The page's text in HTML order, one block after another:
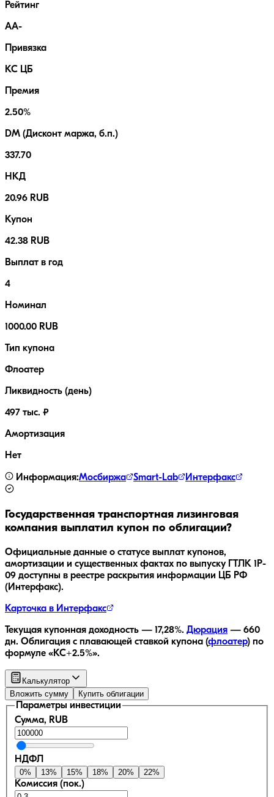
Рейтинг
AA-
Привязка
КС ЦБ
Премия
2.50%
DM (Дисконт маржа, б.п.)
337.70
НКД
20.96 RUB
Купон
42.38 RUB
Выплат в год
4
Номинал
1000.00 RUB
Тип купона
Флоатер
Ликвидность (день)
497 тыс. ₽
Амортизация
Нет
Информация:Мосбиржа Smart-Lab Интерфакс
Государственная транспортная лизинговая
компания выплатил купон по облигации?
Официальные данные о статусе выплат купонов,
амортизации и существенных фактах по выпуску ГТЛК 1P-
09 доступны в реестре раскрытия информации ЦБ РФ
(Интерфакс).
Карточка в Интерфакс
Текущая купонная доходность — 17,28%. Дюрация — 660
дн. Облигация с плавающей ставкой купона (флоатер) по
формуле «КС+2.5%».
Калькулятор
Вложить сумму
Купить облигации
Параметры инвестиции
Сумма, RUB
НДФЛ
0% 13% 15% 18% 20% 22%
Комиссия (пок.)